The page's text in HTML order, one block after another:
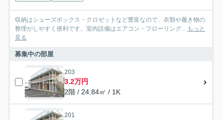
収納はシューズボックス・クロゼットなど豊富なので、衣類や履き物の
整理がしやすく便利です。室内設備はエアコン・フローリング... もっと
見る
募集中の部屋
203
3.2万円
2階 / 24.84㎡ / 1K
201